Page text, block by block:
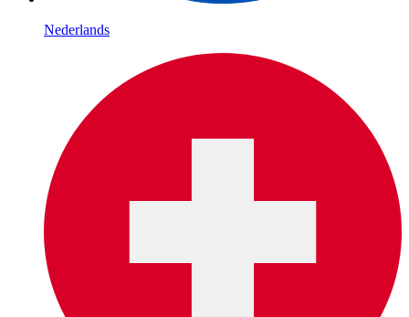
Nederlands